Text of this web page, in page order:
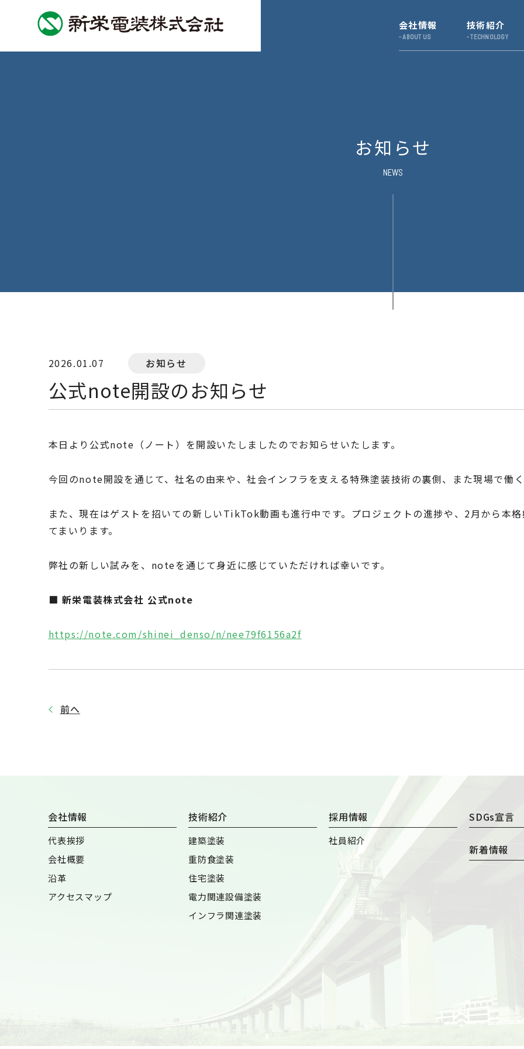
会社情報 技術紹介
お知らせ
NEWS
2026.01.07 お知らせ
公式note開設のお知らせ
本日より公式note（ノート）を開設いたしましたのでお知らせいたします。
今回のnote開設を通じて、社名の由来や、社会インフラを支える特殊塗装技術の裏側、また現場で働
また、現在はゲストを招いての新しいTikTok動画も進行中です。プロジェクトの進捗や、2月から本
てまいります。
弊社の新しい試みを、noteを通じて身近に感じていただければ幸いです。
■ 新栄電装株式会社 公式note
https://note.com/shinei_denso/n/nee79f6156a2f
前へ
会社情報
代表挨拶
会社概要
沿革
アクセスマップ
技術紹介
建築塗装
重防食塗装
住宅塗装
電力関連設備塗装
インフラ関連塗装
採用情報
社員紹介
SDGs宣言
新着情報